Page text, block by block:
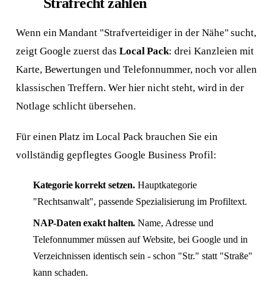
Wenn ein Mandant "Strafverteidiger in der Nähe" sucht,
zeigt Google zuerst das Local Pack: drei Kanzleien mit
Karte, Bewertungen und Telefonnummer, noch vor allen
klassischen Treffern. Wer hier nicht steht, wird in der
Notlage schlicht übersehen.
Für einen Platz im Local Pack brauchen Sie ein
vollständig gepflegtes Google Business Profil:
Kategorie korrekt setzen.Hauptkategorie
"Rechtsanwalt", passende Spezialisierung im Profiltext.
NAP-Daten exakt halten. Name, Adresse und
Telefonnummer müssen auf Website, bei Google und in
Verzeichnissen identisch sein - schon "Str." statt "Straße"
kann schaden.